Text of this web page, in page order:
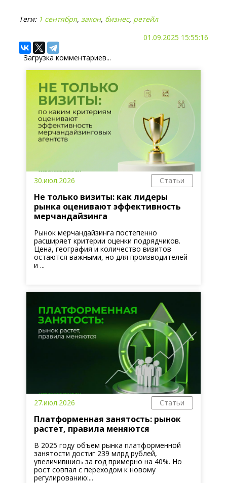
Теги: 1 сентября,закон, бизнес, ретейл
01.09.2025 15:55:16
Загрузка комментариев...
30.июл.2026 Статьи
Не только визиты: как лидеры
рынка оценивают эффективность
мерчандайзинга
Рынок мерчандайзинга постепенно
расширяет критерии оценки подрядчиков.
Цена, география и количество визитов
остаются важными, но для производителей
и ...
27.июл.2026 Статьи
Платформенная занятость: рынок
растет, правила меняются
В 2025 году объем рынка платформенной
занятости достиг 239 млрд рублей,
увеличившись за год примерно на 40%. Но
рост совпал с переходом к новому
регулированию:...